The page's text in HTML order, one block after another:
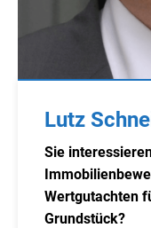
Lutz
Sie
Wertgutachten
Grundstück?